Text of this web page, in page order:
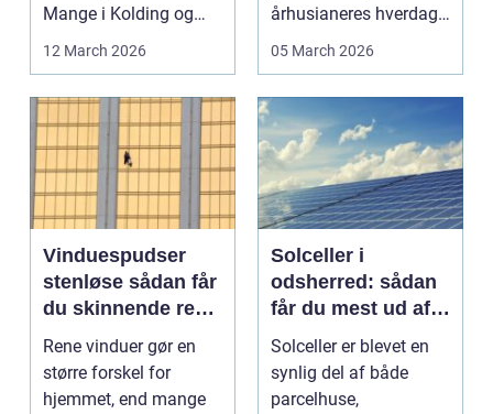
Mange i Kolding og
omegn søger p...
12 March 2026
århusianeres hverdag.
Flere bruger den både
05 March 2026
Vinduespudser
stenløse sådan får
du skinnende rene
ruder året rundt
Rene vinduer gør en
større forskel for
hjemmet, end mange
Solceller i
odsherred: sådan
får du mest ud af
solen
Solceller er blevet en
synlig del af både
parcelhuse,